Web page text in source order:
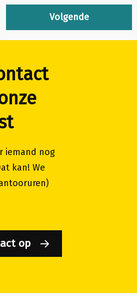
Volgende
iemand nog
kan! We
op